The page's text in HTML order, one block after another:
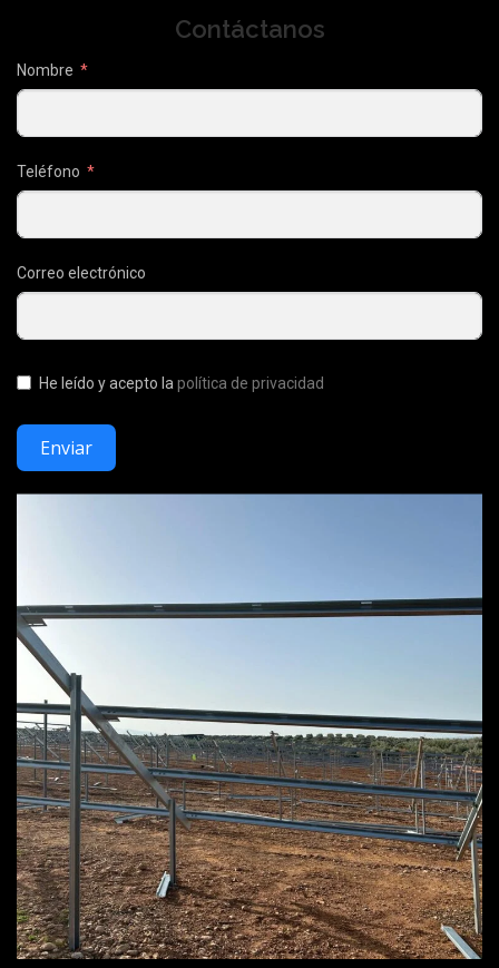
Contáctanos
Nombre
Teléfono
Correo electrónico
He leído y acepto lapolítica de privacidad
Enviar